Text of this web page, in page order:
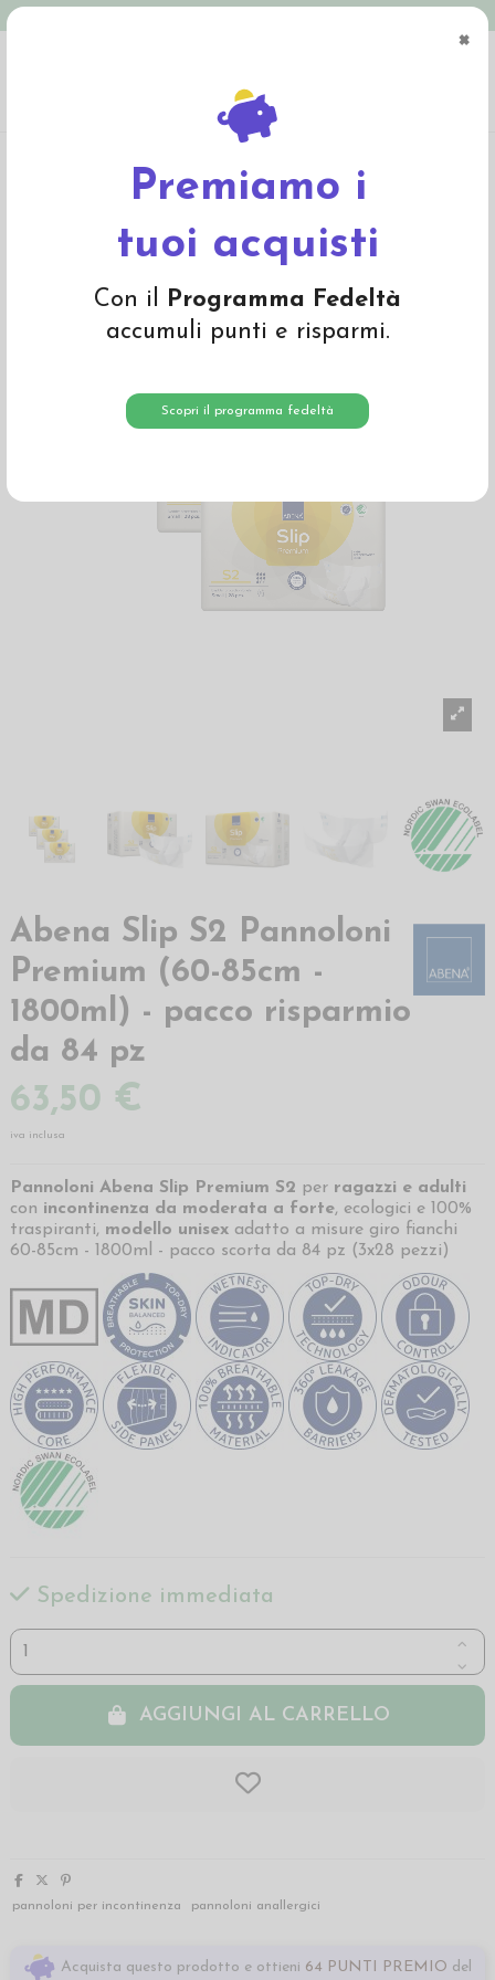
×
Premiamo i
tuoi acquisti
Con il Programma Fedeltà
accumuli punti e risparmi.
Scopri il programma fedeltà
Premium (60-85cm - 1800ml) - pacco risparmio da 84 pz
Abena Slip S2 Pannoloni
Premium (60-85cm -
1800ml) - pacco risparmio
da 84 pz
63,50 €
iva inclusa
Pannoloni Abena Slip Premium S2 per ragazzi e adulti
con incontinenza da moderata a forte, ecologici e 100%
traspiranti, modello unisex adatto a misure giro fianchi
60-85cm - 1800ml - pacco scorta da 84 pz (3x28 pezzi)
Spedizione immediata
AGGIUNGI AL CARRELLO
pannoloni per incontinenza pannoloni anallergici
Acquista questo prodotto e ottieni 64 PUNTI PREMIO del